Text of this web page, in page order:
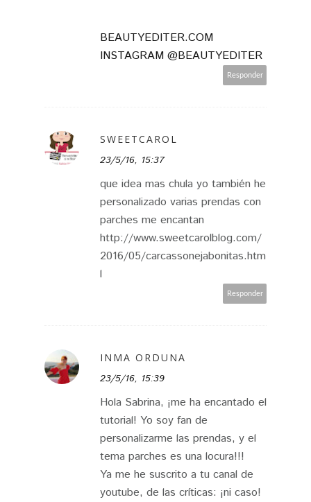
BEAUTYEDITER.COM
INSTAGRAM @BEAUTYEDITER
Responder
SWEETCAROL
23/5/16, 15:37
que idea mas chula yo también he
personalizado varias prendas con
parches me encantan
http://www.sweetcarolblog.com/
2016/05/carcassonejabonitas.htm
l
Responder
INMA ORDUNA
23/5/16, 15:39
Hola Sabrina, ¡me ha encantado el
tutorial! Yo soy fan de
personalizarme las prendas, y el
tema parches es una locura!!!
Ya me he suscrito a tu canal de
youtube, de las críticas: ¡ni caso!